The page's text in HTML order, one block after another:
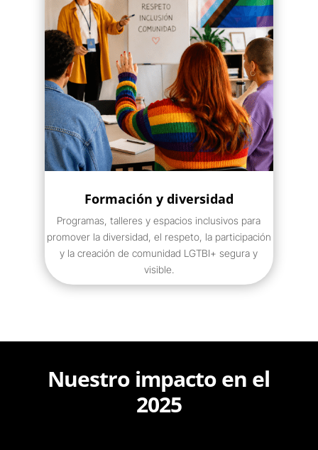
Formación y diversidad
Programas, talleres y espacios inclusivos para
promover la diversidad, el respeto, la participación
y la creación de comunidad LGTBI+ segura y
visible.
Nuestro impacto en el
2025